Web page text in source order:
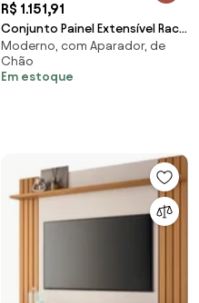
R$ 1.151,91
Conjunto Painel Extensível Rack
160cm LED Tremonti/Duarte TV
até 55 Tauari/Off White G77 -
Gran Belo
Moderno, com Aparador, de
Chão
Em estoque